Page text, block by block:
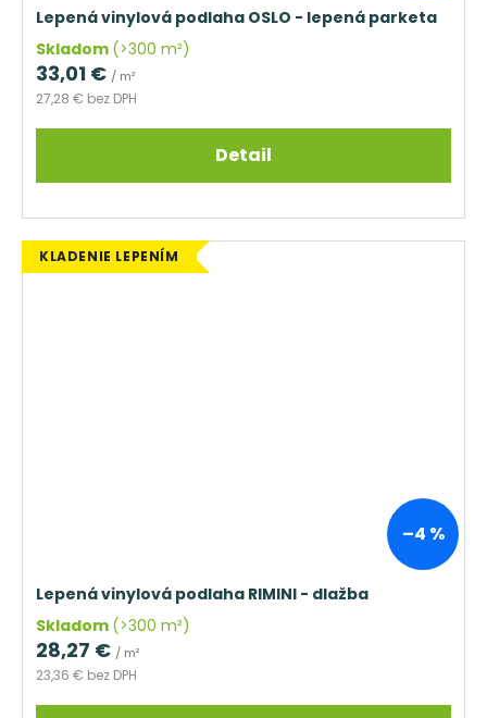
Lepená vinylová podlaha OSLO - lepená parketa
Skladom (>300 m²)
27,28 € bez DPH
33,01 € / m²
Detail
KLADENIE LEPENÍM
–4 %
Lepená vinylová podlaha RIMINI - dlažba
Skladom (>300 m²)
23,36 € bez DPH
28,27 € / m²